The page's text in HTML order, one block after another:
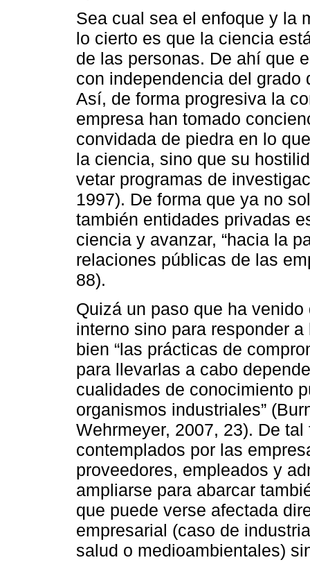
Sea cual sea el enfoque y la
lo cierto es que la ciencia
de las personas. De ahí que
con independencia del
Así, de forma progresiva la
empresa han tomado
convidada de piedra en lo
la ciencia, sino que su
vetar programas de
1997). De forma que ya no
también entidades privadas
ciencia y avanzar, “hacia la
relaciones públicas de las
88).
Quizá un paso que ha
interno sino para responder
bien “las prácticas de
para llevarlas a cabo
cualidades de conocimiento
organismos industriales”
Wehrmeyer, 2007, 23). De
contemplados por las
proveedores, empleados y
ampliarse para abarcar
que puede verse afectada
empresarial (caso de
salud o medioambientales)